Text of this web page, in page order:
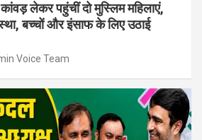
लेकर पहुंचीं दो मुस्लिम महिलाएं,
बच्चों और इंसाफ के लिए उठाई
Voice Team